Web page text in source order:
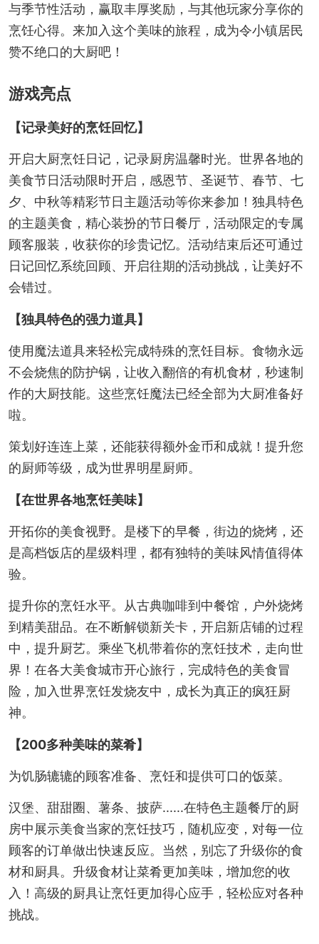
与季节性活动，赢取丰厚奖励，与其他玩家分享你的
烹饪心得。来加入这个美味的旅程，成为令小镇居民
赞不绝口的大厨吧！
游戏亮点
【记录美好的烹饪回忆】
开启大厨烹饪日记，记录厨房温馨时光。世界各地的
美食节日活动限时开启，感恩节、圣诞节、春节、七
夕、中秋等精彩节日主题活动等你来参加！独具特色
的主题美食，精心装扮的节日餐厅，活动限定的专属
顾客服装，收获你的珍贵记忆。活动结束后还可通过
日记回忆系统回顾、开启往期的活动挑战，让美好不
会错过。
【独具特色的强力道具】
使用魔法道具来轻松完成特殊的烹饪目标。食物永远
不会烧焦的防护锅，让收入翻倍的有机食材，秒速制
作的大厨技能。这些烹饪魔法已经全部为大厨准备好
啦。
策划好连连上菜，还能获得额外金币和成就！提升您
的厨师等级，成为世界明星厨师。
【在世界各地烹饪美味】
开拓你的美食视野。是楼下的早餐，街边的烧烤，还
是高档饭店的星级料理，都有独特的美味风情值得体
验。
提升你的烹饪水平。从古典咖啡到中餐馆，户外烧烤
到精美甜品。在不断解锁新关卡，开启新店铺的过程
中，提升厨艺。乘坐飞机带着你的烹饪技术，走向世
界！在各大美食城市开心旅行，完成特色的美食冒
险，加入世界烹饪发烧友中，成长为真正的疯狂厨
神。
【200多种美味的菜肴】
为饥肠辘辘的顾客准备、烹饪和提供可口的饭菜。
汉堡、甜甜圈、薯条、披萨......在特色主题餐厅的厨
房中展示美食当家的烹饪技巧，随机应变，对每一位
顾客的订单做出快速反应。当然，别忘了升级你的食
材和厨具。升级食材让菜肴更加美味，增加您的收
入！高级的厨具让烹饪更加得心应手，轻松应对各种
挑战。